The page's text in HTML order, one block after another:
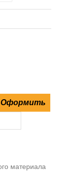
Оформить
материала